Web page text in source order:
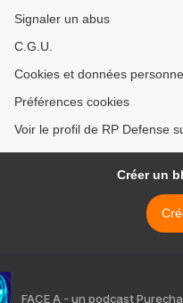
Signaler un abus
C.G.U.
Cookies et données
Préférences cookies
Voir le profil de RP Defense
Créer un
FACE A - un podcast